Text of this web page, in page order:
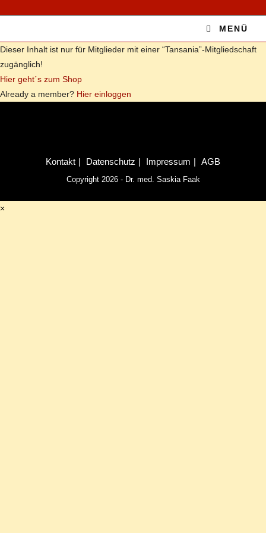
MENÜ
Die­ser In­halt ist nur für Mit­glie­der mit ei­ner “Tansania”-Mitgliedschaft
zu­gäng­lich!
Hier geht´s zum Shop
Al­re­a­dy a mem­ber? Hier ein­log­gen
Kon­takt Da­ten­schutz Im­pres­sum AGB
Copyright 2026 - Dr. med. Saskia Faak
×